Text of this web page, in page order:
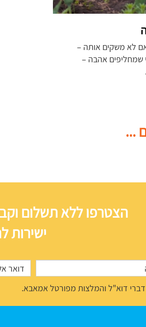
לא משקים אותה –
שמחליפים אהבה –
...
הצטרפו ללא תשלום
ישירות
דוא"ל והמלצות מפורטל אמאבא.